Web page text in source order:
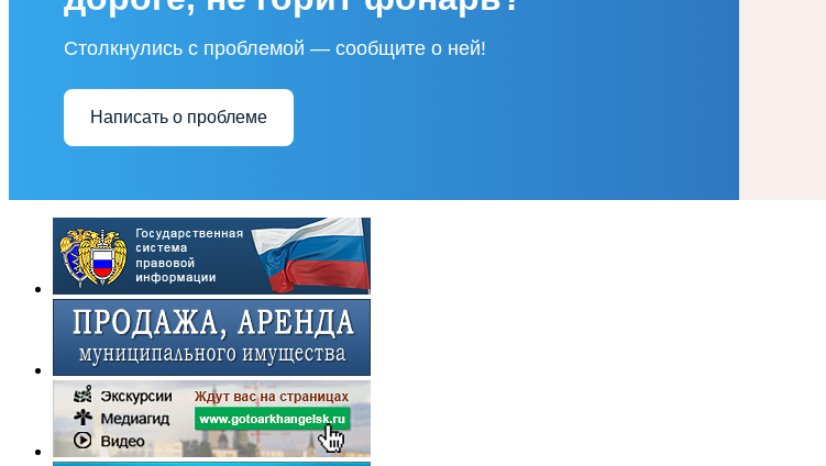
Столкнулись с проблемой — сообщите о ней!
Написать о проблеме